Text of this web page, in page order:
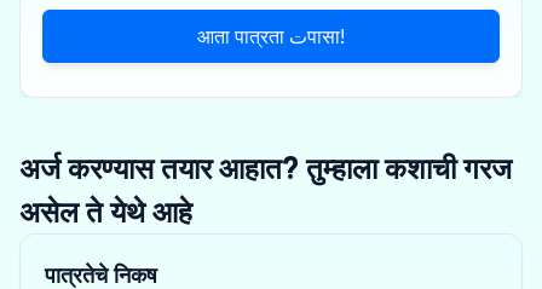
आता पात्रता تपासा!
अर्ज करण्यास तयार आहात? तुम्हाला कशाची गरज
असेल ते येथे आहे
पात्रतेचे निकष